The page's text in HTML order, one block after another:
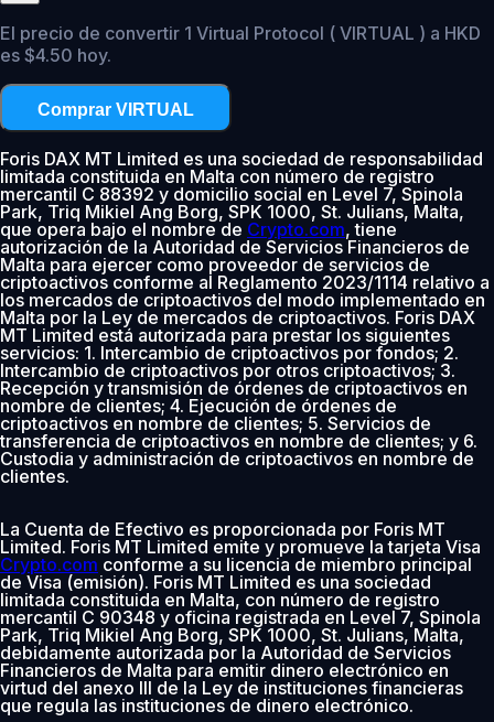
El precio de convertir 1 Virtual Protocol ( VIRTUAL ) a HKD
es $4.50 hoy.
Comprar VIRTUAL
Foris DAX MT Limited es una sociedad de responsabilidad
limitada constituida en Malta con número de registro
mercantil C 88392 y domicilio social en Level 7, Spinola
Park, Triq Mikiel Ang Borg, SPK 1000, St. Julians, Malta,
que opera bajo el nombre de Crypto.com, tiene
autorización de la Autoridad de Servicios Financieros de
Malta para ejercer como proveedor de servicios de
criptoactivos conforme al Reglamento 2023/1114 relativo a
los mercados de criptoactivos del modo implementado en
Malta por la Ley de mercados de criptoactivos. Foris DAX
MT Limited está autorizada para prestar los siguientes
servicios: 1. Intercambio de criptoactivos por fondos; 2.
Intercambio de criptoactivos por otros criptoactivos; 3.
Recepción y transmisión de órdenes de criptoactivos en
nombre de clientes; 4. Ejecución de órdenes de
criptoactivos en nombre de clientes; 5. Servicios de
transferencia de criptoactivos en nombre de clientes; y 6.
Custodia y administración de criptoactivos en nombre de
clientes.
La Cuenta de Efectivo es proporcionada por Foris MT
Limited. Foris MT Limited emite y promueve la tarjeta Visa
Crypto.com conforme a su licencia de miembro principal
de Visa (emisión). Foris MT Limited es una sociedad
limitada constituida en Malta, con número de registro
mercantil C 90348 y oficina registrada en Level 7, Spinola
Park, Triq Mikiel Ang Borg, SPK 1000, St. Julians, Malta,
debidamente autorizada por la Autoridad de Servicios
Financieros de Malta para emitir dinero electrónico en
virtud del anexo III de la Ley de instituciones financieras
que regula las instituciones de dinero electrónico.